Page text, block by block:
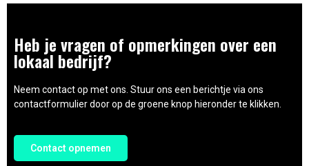
Heb je vragen of opmerkingen over een
lokaal bedrijf?
Neem contact op met ons. Stuur ons een berichtje via ons
contactformulier door op de groene knop hieronder te klikken.
Contact opnemen